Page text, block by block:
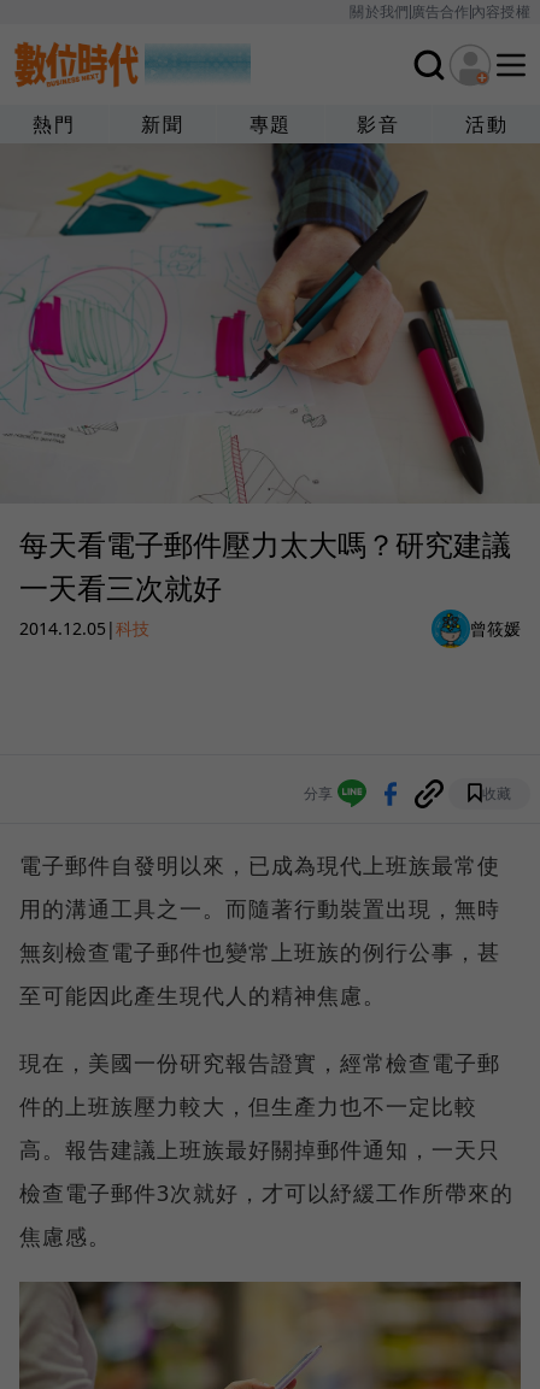
關於我們廣告合作內容授權
熱門 新聞 專題 影音 活動
每天看電子郵件壓力太大嗎？研究建議
一天看三次就好
2014.12.05 |科技 曾筱媛
分享 收藏
電子郵件自發明以來，已成為現代上班族最常使
用的溝通工具之一。而隨著行動裝置出現，無時
無刻檢查電子郵件也變常上班族的例行公事，甚
至可能因此產生現代人的精神焦慮。
現在，美國一份研究報告證實，經常檢查電子郵
件的上班族壓力較大，但生產力也不一定比較
高。報告建議上班族最好關掉郵件通知，一天只
檢查電子郵件3次就好，才可以紓緩工作所帶來的
焦慮感。